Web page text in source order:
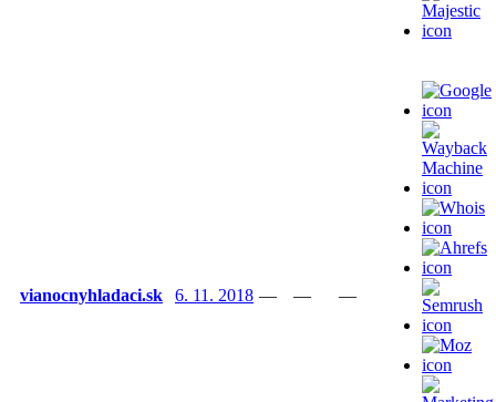
vianocnyhladaci.sk 6. 11. 2018 — — —